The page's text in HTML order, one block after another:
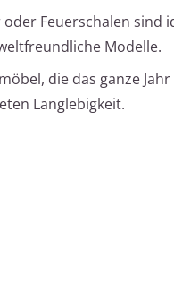
Feuerschalen sind
Modelle.
die das ganze
Langlebigkeit.